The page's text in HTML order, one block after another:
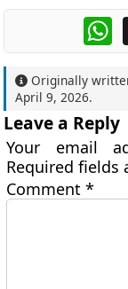
Originally
April 9, 2026.
Leave a Reply
Your email
Required
Comment*